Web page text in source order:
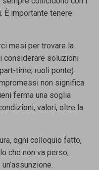
importante tenere
mesi per trovare la
considerare soluzioni
time, ruoli ponte).
non significa
ferma una soglia
valori, oltre la
ogni colloquio fatto,
che non va perso,